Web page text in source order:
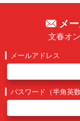
メ
文春オ
メールアドレス
パスワード（半角英